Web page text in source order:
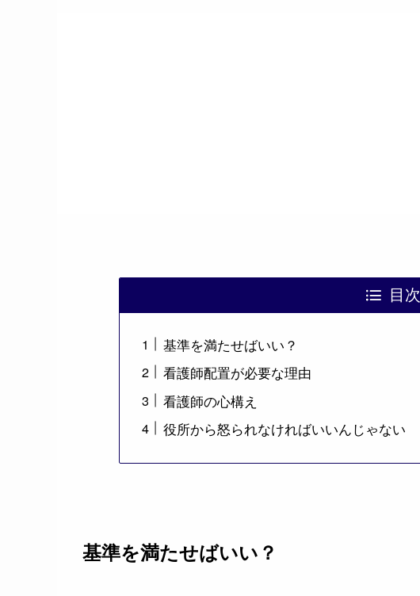
目次
基準を満たせばいい？
看護師配置が必要な理由
看護師の心構え
役所から怒られなければいいんじゃない
基準を満たせばいい？